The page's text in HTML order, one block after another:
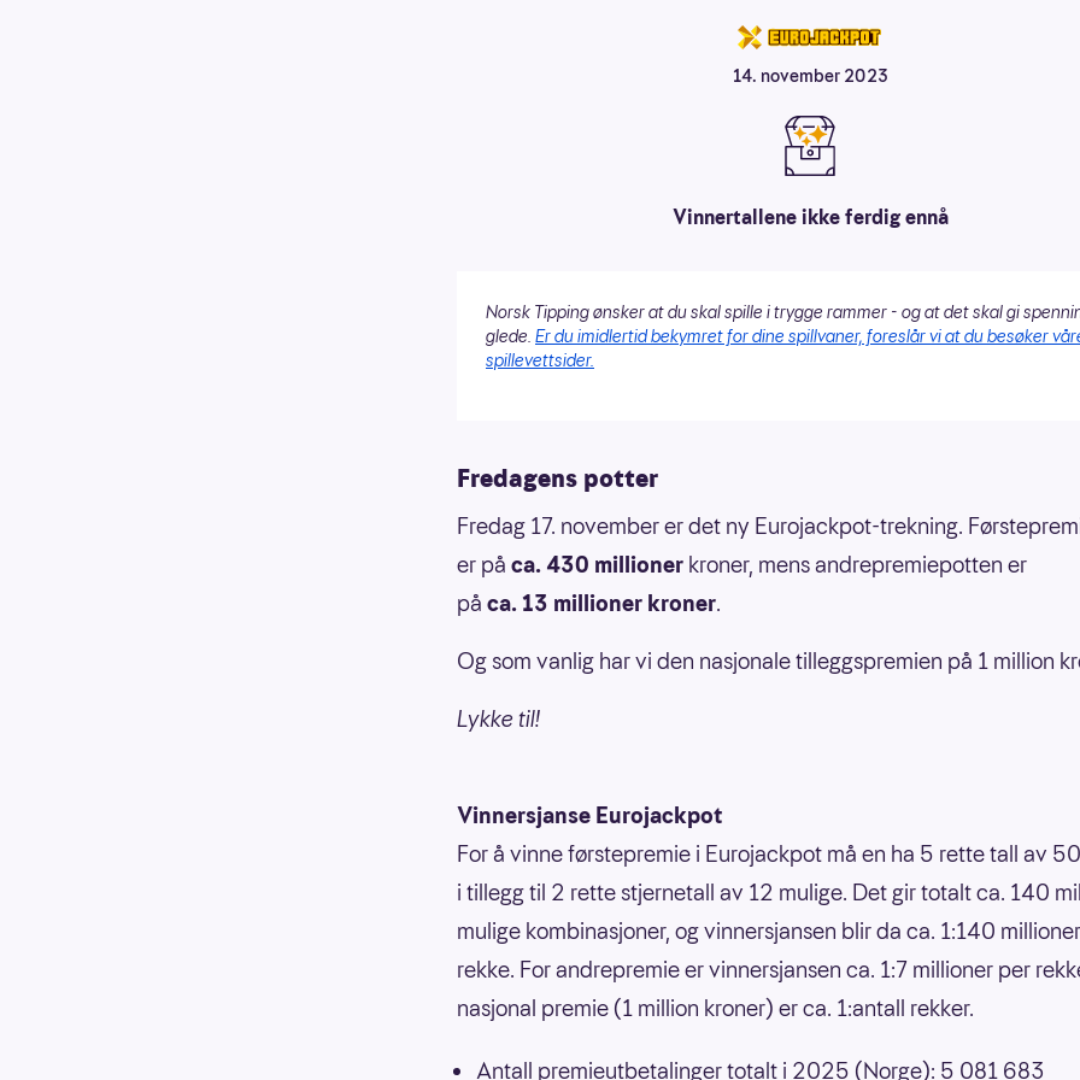
14. november 2023
Vinnertallene ikke ferdig ennå
Norsk Tipping ønsker at du skal spille i trygge rammer - og at det skal gi
glede. Er du imidlertid bekymret for dine spillvaner, foreslår vi at du besøker
spillevettsider.
Fredagens potter
Fredag 17. november er det ny Eurojackpot-trekning.
er på ca. 430 millioner kroner, mens andrepremiepotten er
på ca. 13 millioner kroner.
Og som vanlig har vi den nasjonale tilleggspremien på 1 million
Lykke til!
Vinnersjanse Eurojackpot
For å vinne førstepremie i Eurojackpot må en ha 5 rette tall av
i tillegg til 2 rette stjernetall av 12 mulige. Det gir totalt ca. 140
mulige kombinasjoner, og vinnersjansen blir da ca. 1:140
rekke. For andrepremie er vinnersjansen ca. 1:7 millioner per
nasjonal premie (1 million kroner) er ca. 1:antall rekker.
Antall premieutbetalinger totalt i 2025 (Norge): 5 081 683